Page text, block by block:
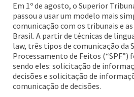
Em 1º de agosto, o Superior
passou a usar um modelo mais
comunicação com os tribunais e
Brasil. A partir de técnicas de
law, três tipos de comunicação da
Processamento de Feitos (“SPF”)
sendo eles: solicitação de
decisões e solicitação de
comunicação de decisões.